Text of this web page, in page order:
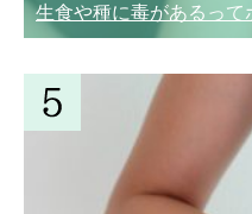
生食や種に毒があるって